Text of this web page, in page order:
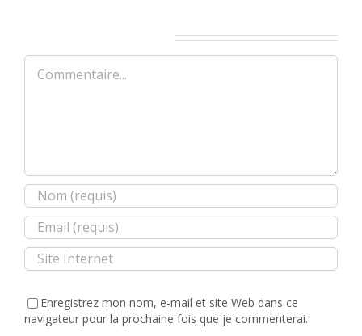
Commentaire
Enregistrez mon nom, e-mail et site Web dans ce
navigateur pour la prochaine fois que je commenterai.